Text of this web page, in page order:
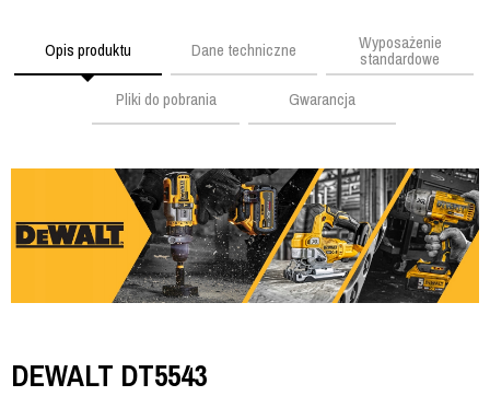
Opis produktu Dane techniczne Wyposażenie
standardowe
Pliki do pobrania
Gwarancja
DEWALT DT5543